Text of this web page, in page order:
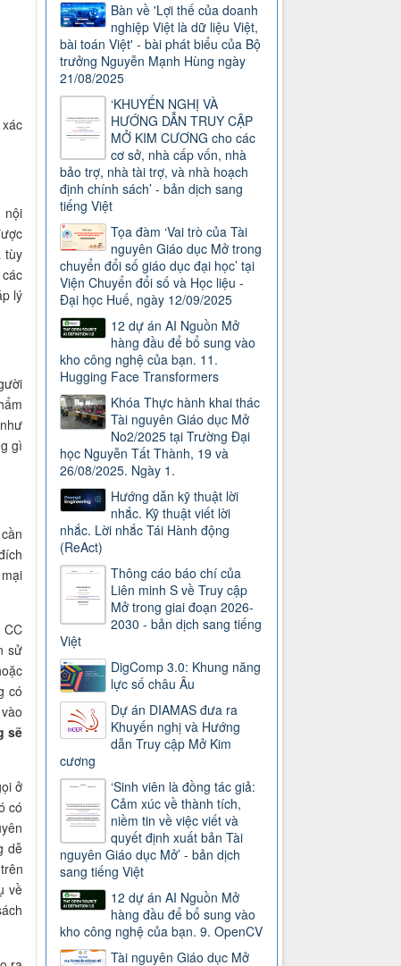
nội
tùy
lý
gì
sử
có
sẽ
ở
có
dễ
trên
về
Bàn về 'Lợi thế của doanh
nghiệp Việt là dữ liệu Việt,
bài toán Việt' - bài phát biểu của Bộ
trưởng Nguyễn Mạnh Hùng ngày
21/08/2025
‘KHUYẾN NGHỊ VÀ
HƯỚNG DẪN TRUY CẬP
MỞ KIM CƯƠNG cho các
cơ sở, nhà cấp vốn, nhà
bảo trợ, nhà tài trợ, và nhà hoạch
định chính sách’ - bản dịch sang
tiếng Việt
Tọa đàm ‘Vai trò của Tài
nguyên Giáo dục Mở trong
chuyển đổi số giáo dục đại học’ tại
Viện Chuyển đổi số và Học liệu -
Đại học Huế, ngày 12/09/2025
12 dự án AI Nguồn Mở
hàng đầu để bổ sung vào
kho công nghệ của bạn. 11.
Hugging Face Transformers
Khóa Thực hành khai thác
Tài nguyên Giáo dục Mở
No2/2025 tại Trường Đại
học Nguyễn Tất Thành, 19 và
26/08/2025. Ngày 1.
Hướng dẫn kỹ thuật lời
nhắc. Kỹ thuật viết lời
nhắc. Lời nhắc Tái Hành động
(ReAct)
Thông cáo báo chí của
Liên minh S về Truy cập
Mở trong giai đoạn 2026-
2030 - bản dịch sang tiếng
Việt
DigComp 3.0: Khung năng
lực số châu Âu
Dự án DIAMAS đưa ra
Khuyến nghị và Hướng
dẫn Truy cập Mở Kim
cương
‘Sinh viên là đồng tác giả:
Cảm xúc về thành tích,
niềm tin về việc viết và
quyết định xuất bản Tài
nguyên Giáo dục Mở’ - bản dịch
sang tiếng Việt
12 dự án AI Nguồn Mở
hàng đầu để bổ sung vào
kho công nghệ của bạn. 9. OpenCV
Tài nguyên Giáo dục Mở